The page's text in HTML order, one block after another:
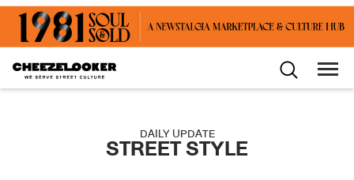
DAILY UPDATE
STREET STYLE